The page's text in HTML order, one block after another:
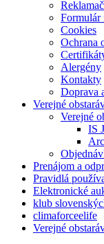
Formulár
Cookies
Ochrana
Alergény
Kontakty
Doprava
Verejné
Verejné
IS
Prenájom a
Pravidlá
Elektronické
klub
climaforceelife
Verejné